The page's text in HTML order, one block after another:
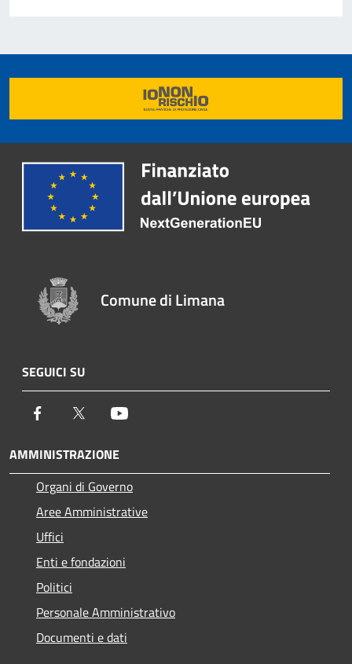
Comune di Limana
SEGUICI SU
Facebook Twitter
AMMINISTRAZIONE
Organi di Governo
Aree Amministrative
Uffici
Enti e fondazioni
Politici
Personale Amministrativo
Documenti e dati